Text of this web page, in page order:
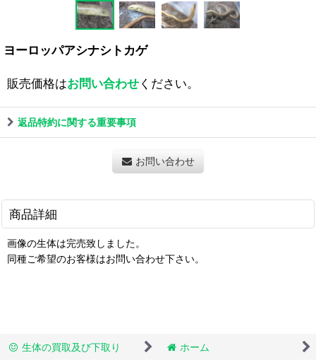
ヨーロッパアシナシトカゲ
販売価格はお問い合わせください。
返品特約に関する重要事項
お問い合わせ
商品詳細
画像の生体は完売致しました。
同種ご希望のお客様はお問い合わせ下さい。
生体の買取及び下取り ホーム